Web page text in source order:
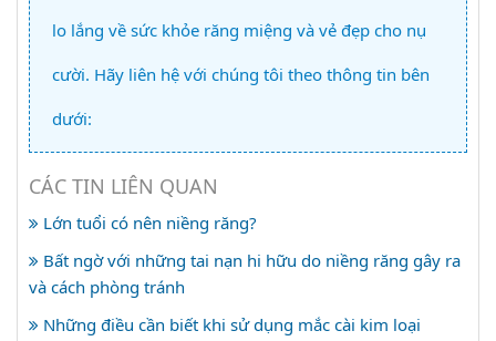
lo lắng về sức khỏe răng miệng và vẻ đẹp cho nụ
cười. Hãy liên hệ với chúng tôi theo thông tin bên
dưới:
CÁC TIN LIÊN QUAN
Lớn tuổi có nên niềng răng?
Bất ngờ với những tai nạn hi hữu do niềng răng gây ra
và cách phòng tránh
Những điều cần biết khi sử dụng mắc cài kim loại